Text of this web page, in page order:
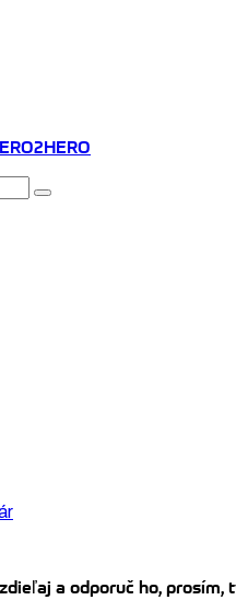
a odporuč ho,